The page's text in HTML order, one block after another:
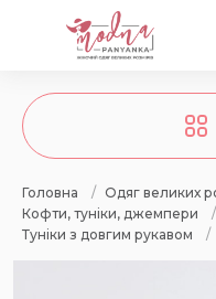
Головна / Одяг великих
Кофти, туніки, джемпери
/
Туніки з довгим рукавом
/